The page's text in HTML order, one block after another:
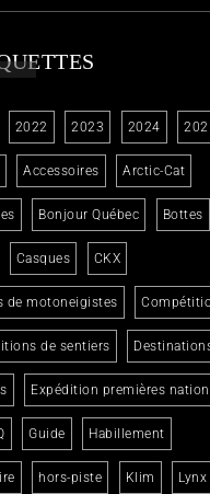
2022 2023 2024
Accessoires Arctic-Cat
Bonjour Québec Bottes
Casques CKX
de motoneigistes
de sentiers
Expédition premières
Guide Habillement
hors-piste Klim Lynx